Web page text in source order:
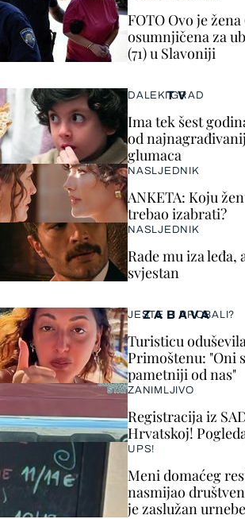
FOTO Ovo je žena
osumnjičena za
(71) u Slavoniji
ZABAVA
JESTE LI PROBALI?
Turisticu
Primoštenu: "Oni
pametniji od nas"
ZANIMLJIVO
Registracija iz
Hrvatskoj!
UPS!
Meni domaćeg
nasmijao
je zaslužan
TV
DALEKI GRAD
Ima tek šest
od
glumaca
NASLJEDNIK
ANKETA: Koju
trebao izabrati?
NASLJEDNIK
Rade mu iza leđa,
svjestan